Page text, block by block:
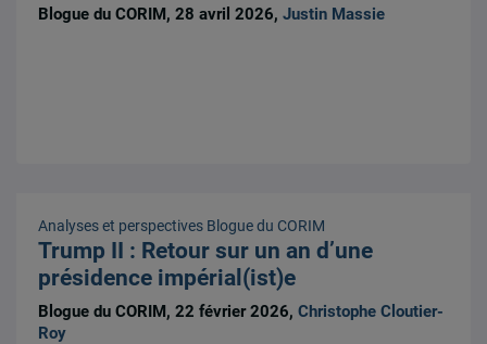
Blogue du CORIM, 28 avril 2026,Justin Massie
Analyses et perspectives Blogue du CORIM
Trump II : Retour sur un an d’une
présidence impérial(ist)e
Blogue du CORIM, 22 février 2026,Christophe Cloutier-
Roy